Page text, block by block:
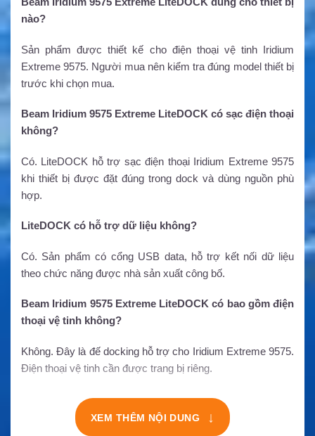
nào?
Sản phẩm được thiết kế cho điện thoại vệ tinh Iridium
Extreme 9575. Người mua nên kiểm tra đúng model thiết bị
trước khi chọn mua.
Beam Iridium 9575 Extreme LiteDOCK có sạc điện thoại
không?
Có. LiteDOCK hỗ trợ sạc điện thoại Iridium Extreme 9575
khi thiết bị được đặt đúng trong dock và dùng nguồn phù
hợp.
LiteDOCK có hỗ trợ dữ liệu không?
Có. Sản phẩm có cổng USB data, hỗ trợ kết nối dữ liệu
theo chức năng được nhà sản xuất công bố.
Beam Iridium 9575 Extreme LiteDOCK có bao gồm điện
thoại vệ tinh không?
Không. Đây là đế docking hỗ trợ cho Iridium Extreme 9575.
Điện thoại vệ tinh cần được trang bị riêng.
XEM THÊM NỘI DUNG ↓